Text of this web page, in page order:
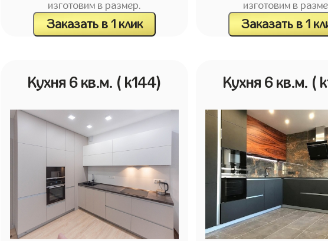
изготовим в размер.
Заказать в 1 клик
изготовим в
Заказать в 1
Кухня 6 кв.м. ( k144) Кухня 6 кв.м. (